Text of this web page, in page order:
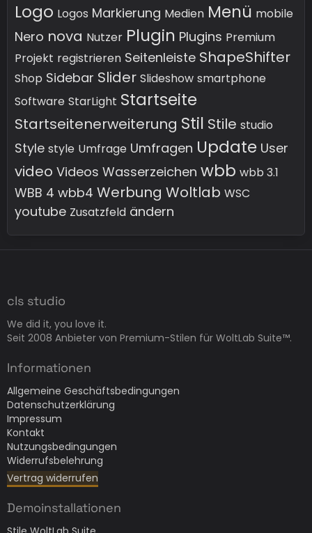
Logo Logos Markierung Medien Menü mobile
Nero nova Nutzer Plugin Plugins Premium
Projekt registrieren Seitenleiste ShapeShifter
Shop Sidebar Slider Slideshow smartphone
Software StarLight Startseite
Startseitenerweiterung Stil Stile studio
Style style Umfrage Umfragen Update User
video Videos Wasserzeichen wbb wbb 3.1
WBB 4 wbb4 Werbung Woltlab WSC
youtube Zusatzfeld ändern
cls studio
We did it, you love it.
Seit 2008 Anbieter von Premium-Stilen für WoltLab Suite™.
Informationen
Allgemeine Geschäftsbedingungen
Datenschutzerklärung
Impressum
Kontakt
Nutzungsbedingungen
Widerrufsbelehrung
Vertrag widerrufen
Demoinstallationen